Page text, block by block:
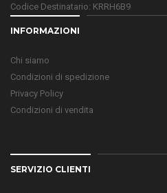
Codice Destinatario: KRRH6B9
INFORMAZIONI
Chi siamo
Condizioni di spedizione
Privacy Policy
Condizioni di vendita
SERVIZIO CLIENTI